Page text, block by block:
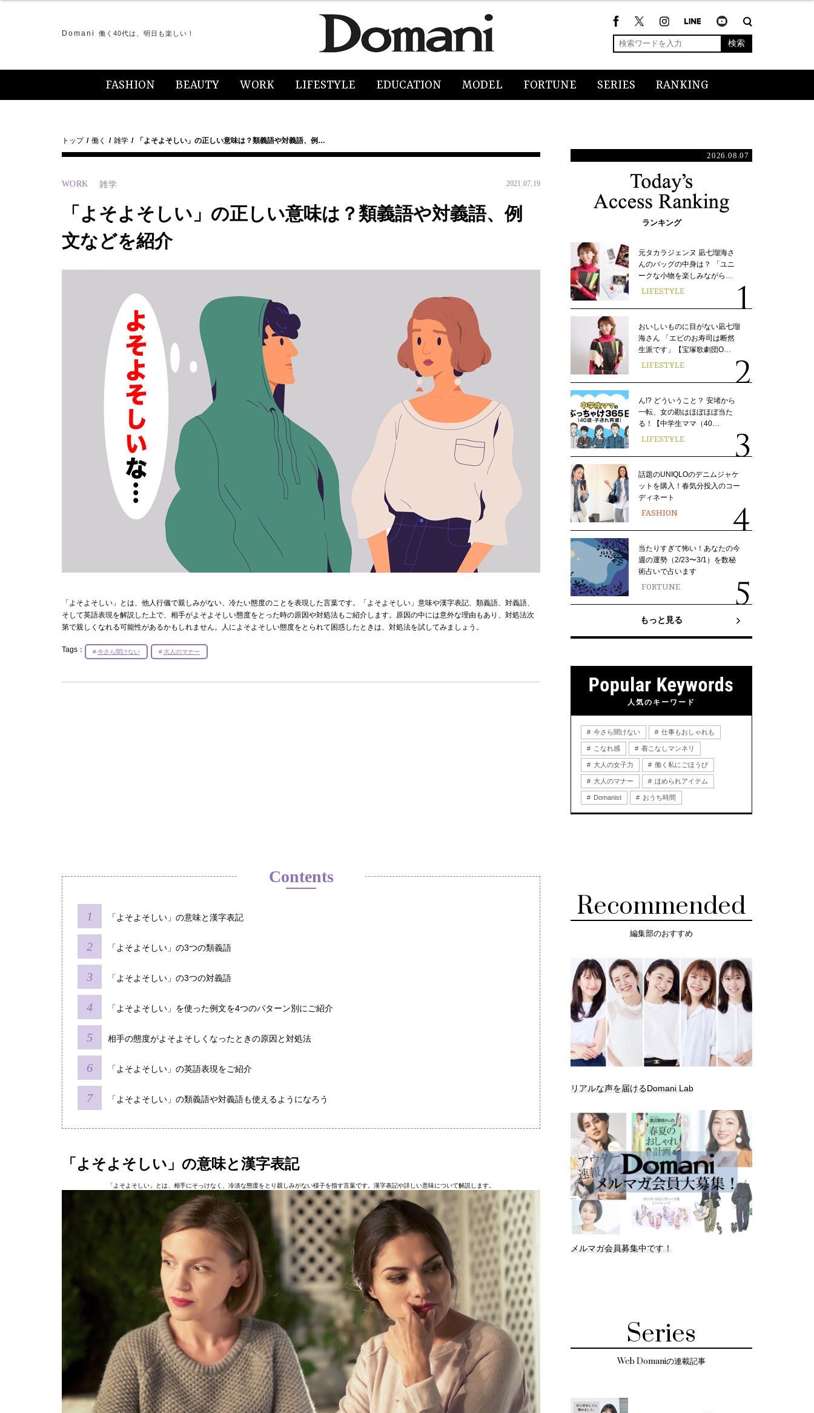
Domani 働く40代は、明日も楽しい！
検索
FASHION BEAUTY WORK LIFESTYLE EDUCATION MODEL FORTUNE SERIES RANKING
トップ 働く 雑学 「よそよそしい」の正しい意味は？類義語や対義語、例…
WORK 雑学 2021.07.19
「よそよそしい」の正しい意味は？類義語や対義語、例
文などを紹介
「よそよそしい」とは、他人行儀で親しみがない、冷たい態度のことを表現した言葉です。「よそよそしい」意味や漢字表記、類義語、対義語、
そして英語表現を解説した上で、相手がよそよそしい態度をとった時の原因や対処法もご紹介します。原因の中には意外な理由もあり、対処法次
第で親しくなれる可能性があるかもしれません。人によそよそしい態度をとられて困惑したときは、対処法を試してみましょう。
Tags： 今さら聞けない 大人のマナー
Contents
「よそよそしい」の意味と漢字表記
「よそよそしい」の3つの類義語
「よそよそしい」の3つの対義語
「よそよそしい」を使った例文を4つのパターン別にご紹介
相手の態度がよそよそしくなったときの原因と対処法
「よそよそしい」の英語表現をご紹介
「よそよそしい」の類義語や対義語も使えるようになろう
「よそよそしい」の意味と漢字表記
「よそよそしい」とは、相手にそっけなく、冷淡な態度をとり親しみがない様子を指す言葉です。漢字表記や詳しい意味について解説します。
2026.08.07
ランキング
元タカラジェンヌ 凪七瑠海さ
んのバッグの中身は？ 「ユニ
ークな小物を楽しみながら…
LIFESTYLE
おいしいものに目がない凪七瑠
海さん 「エビのお寿司は断然
生派です」【宝塚歌劇団O…
LIFESTYLE
ん!? どういうこと？ 安堵から
一転、女の勘はほぼほぼ当た
る！【中学生ママ（40…
LIFESTYLE
話題のUNIQLOのデニムジャケ
ットを購入！春気分投入のコー
ディネート
FASHION
当たりすぎて怖い！あなたの今
週の運勢（2/23〜3/1）を数秘
術占いで占います
FORTUNE
もっと見る
人気のキーワード
今さら聞けない 仕事もおしゃれも
こなれ感 着こなしマンネリ
大人の女子力 働く私にごほうび
大人のマナー ほめられアイテム
Domanist おうち時間
Recommended
編集部のおすすめ
リアルな声を届けるDomani Lab
メルマガ会員募集中です！
Series
Web Domaniの連載記事